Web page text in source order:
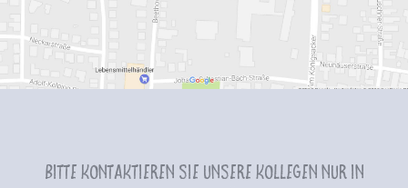
Bitte kontaktieren Sie unsere Kollegen nur in